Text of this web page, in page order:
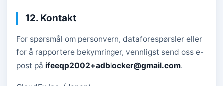
12. Kontakt
For spørsmål om personvern, dataforespørsler eller
for å rapportere bekymringer, vennligst send oss e-
post på ifeeqp2002+adblocker@gmail.com.